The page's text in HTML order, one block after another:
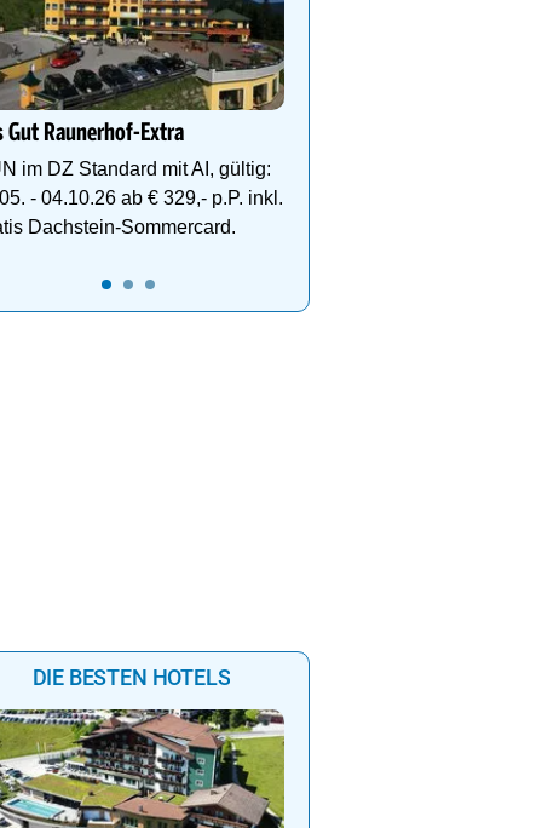
Gut Raunerhof-Extra
im DZ Standard mit AI, gültig:
- 04.10.26 ab € 329,- p.P. inkl.
Dachstein-Sommercard.
DIE BESTEN HOTELS